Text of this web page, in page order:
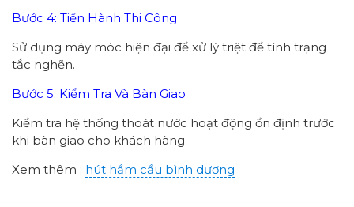
Bước 4: Tiến Hành Thi Công
Sử dụng máy móc hiện đại để xử lý triệt để tình trạng
tắc nghẽn.
Bước 5: Kiểm Tra Và Bàn Giao
Kiểm tra hệ thống thoát nước hoạt động ổn định trước
khi bàn giao cho khách hàng.
Xem thêm : hút hầm cầu bình dương